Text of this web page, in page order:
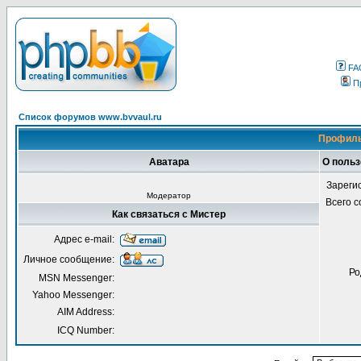
Список форумов www.bvvaul.ru
Аватара О
Модератор
Всего
Как связаться с Мистер
Адрес e-mail:
Личное сообщение:
MSN Messenger:
Yahoo Messenger:
AIM Address:
ICQ Number: